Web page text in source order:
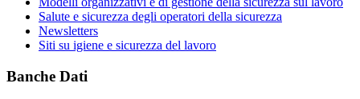
Salute e sicurezza degli operatori della sicurezza
Newsletters
Siti su igiene e sicurezza del lavoro
Banche Dati